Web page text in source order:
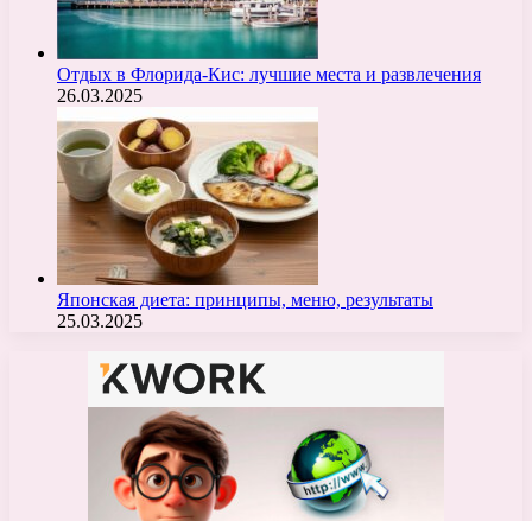
Отдых в Флорида-Кис: лучшие места и развлечения
26.03.2025
Японская диета: принципы, меню, результаты
25.03.2025